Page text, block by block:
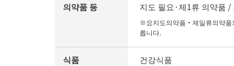
의약품 등 지도 필요·제1류 의약품
※요지도의약품・제일류의약품
릅니다.
식품 건강식품